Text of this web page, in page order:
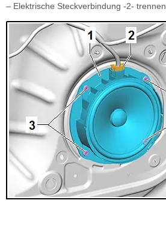
– Elektrische Steckverbindung -2- trennen.